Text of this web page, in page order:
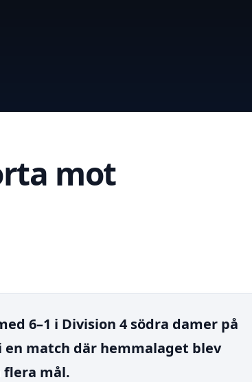
mot
6–1 i Division 4 södra damer på
en match där hemmalaget blev
flera mål.